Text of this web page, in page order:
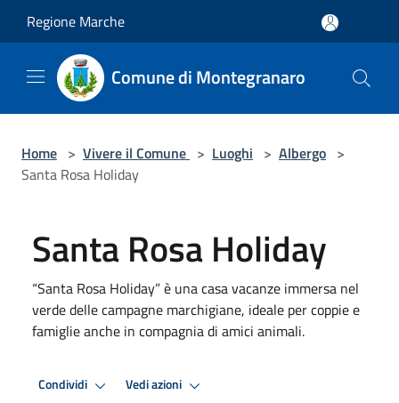
Regione Marche
Comune di Montegranaro
Home > Vivere il Comune > Luoghi > Albergo >
Santa Rosa Holiday
Santa Rosa Holiday
“Santa Rosa Holiday” è una casa vacanze immersa nel
verde delle campagne marchigiane, ideale per coppie e
famiglie anche in compagnia di amici animali.
Condividi Vedi azioni